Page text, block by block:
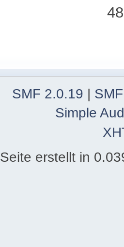
SMF 2.0.19 |
Simple
Seite erstellt in